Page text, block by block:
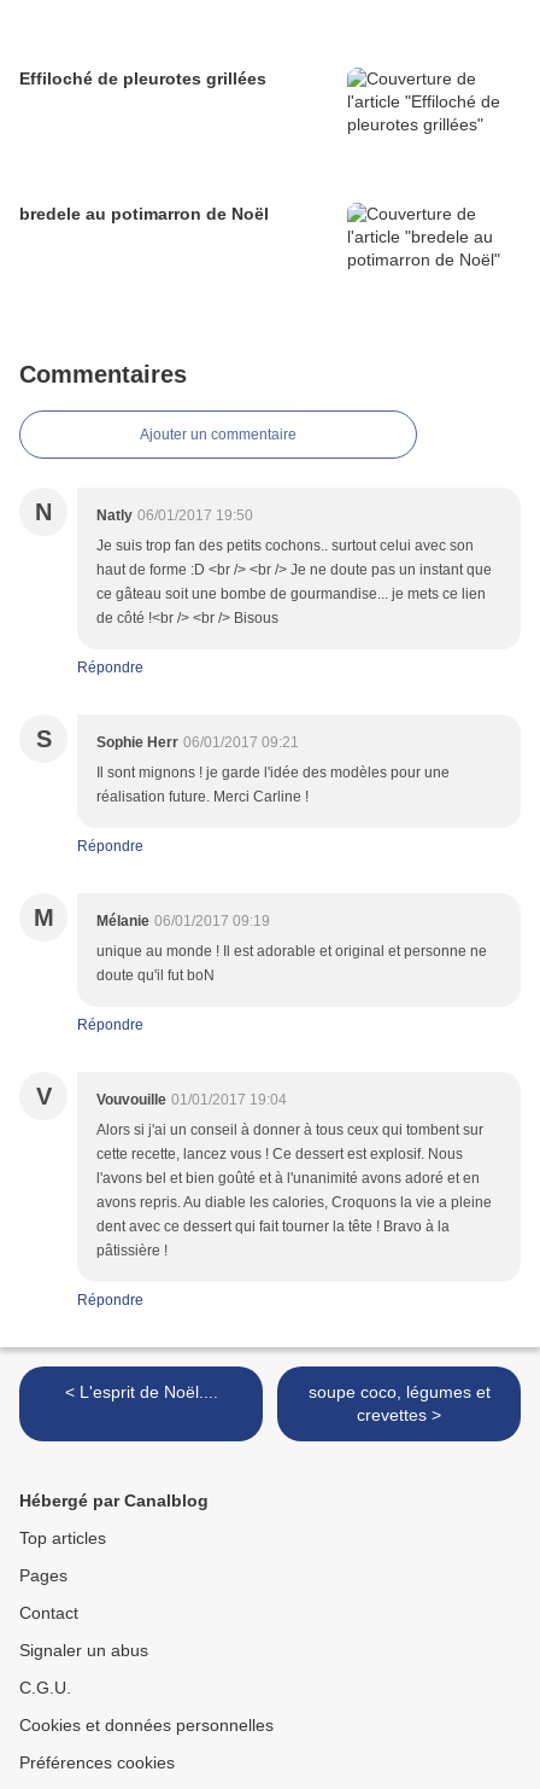
Effiloché de pleurotes grillées
bredele au potimarron de Noël
Commentaires
Ajouter un commentaire
N Natly 06/01/2017 19:50
Je suis trop fan des petits cochons.. surtout celui avec son
haut de forme :D <br /> <br /> Je ne doute pas un instant que
ce gâteau soit une bombe de gourmandise... je mets ce lien
de côté !<br /> <br /> Bisous
Répondre
S Sophie Herr 06/01/2017 09:21
Il sont mignons ! je garde l'idée des modèles pour une
réalisation future. Merci Carline !
Répondre
M Mélanie 06/01/2017 09:19
unique au monde ! Il est adorable et original et personne ne
doute qu'il fut boN
Répondre
V Vouvouille 01/01/2017 19:04
Alors si j'ai un conseil à donner à tous ceux qui tombent sur
cette recette, lancez vous ! Ce dessert est explosif. Nous
l'avons bel et bien goûté et à l'unanimité avons adoré et en
avons repris. Au diable les calories, Croquons la vie a pleine
dent avec ce dessert qui fait tourner la tête ! Bravo à la
pâtissière !
Répondre
< L'esprit de Noël....
soupe coco, légumes et
crevettes >
Hébergé par Canalblog
Top articles
Pages
Contact
Signaler un abus
C.G.U.
Cookies et données personnelles
Préférences cookies